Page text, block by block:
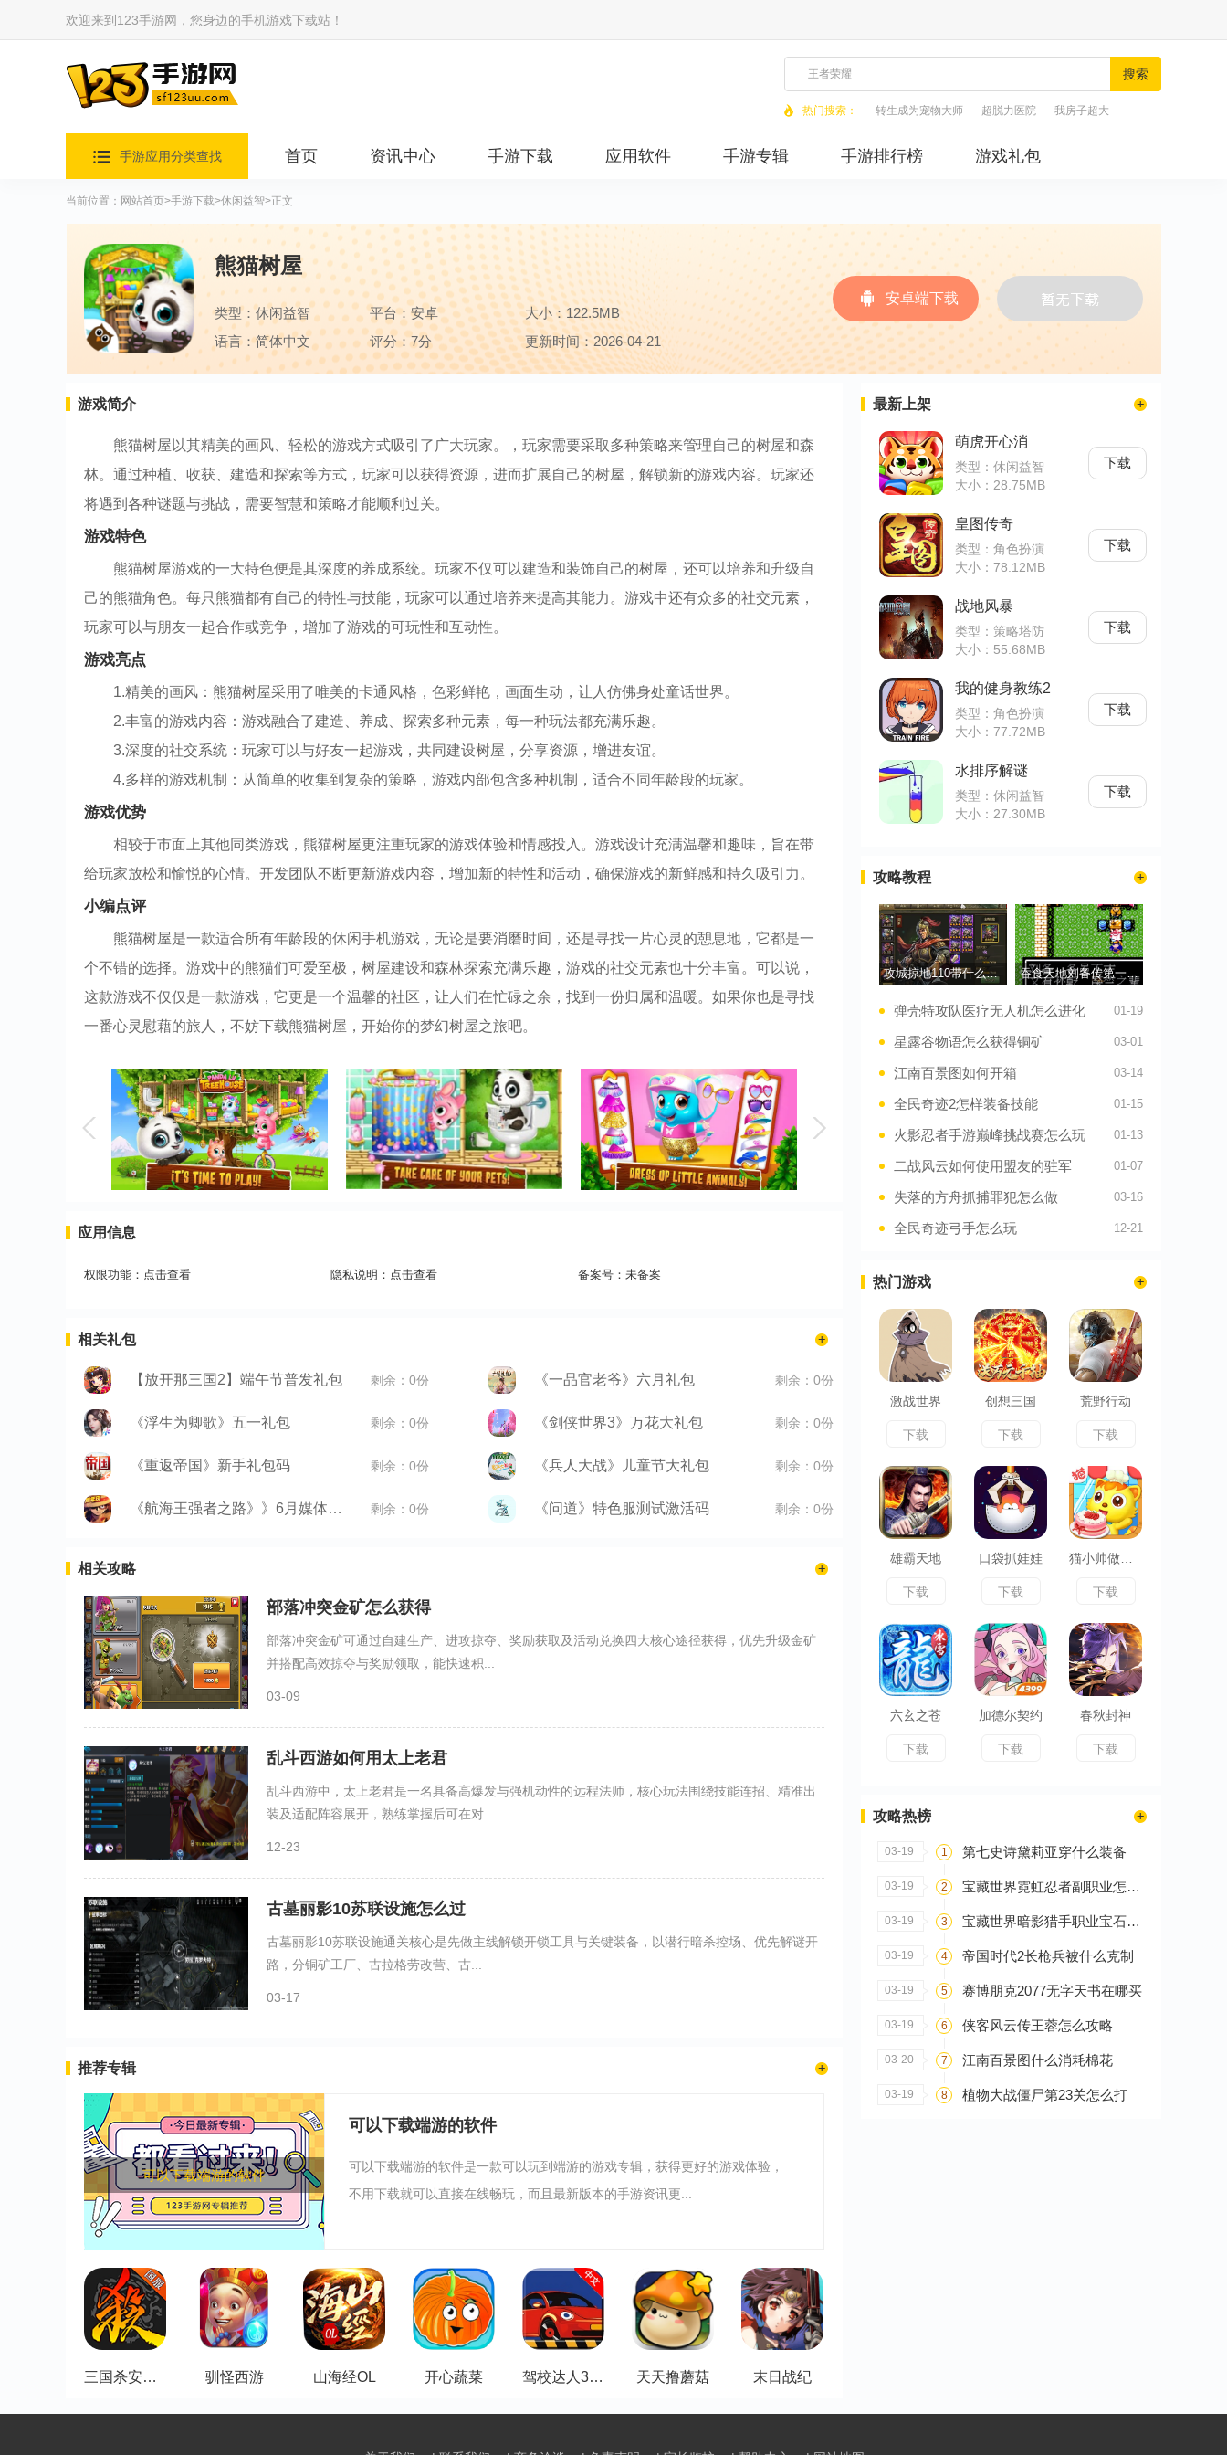
欢迎来到123手游网，您身边的手机游戏下载站！
搜索
热门搜索： 转生成为宠物大师 超脱力医院 我房子超大
手游应用分类查找 首页 资讯中心 手游下载 应用软件 手游专辑 手游排行榜 游戏礼包
当前位置： 网站首页>手游下载>休闲益智>正文
熊猫树屋
类型：休闲益智 平台：安卓
大小：122.5MB
语言：简体中文
评分：7分 更新时间：2026-04-21
安卓端下载
游戏简介
熊猫树屋以其精美的画风、轻松的游戏方式吸引了广大玩家。，玩家需要采取多种策略来管理自己的树屋和森
林。通过种植、收获、建造和探索等方式，玩家可以获得资源，进而扩展自己的树屋，解锁新的游戏内容。玩家还
将遇到各种谜题与挑战，需要智慧和策略才能顺利过关。
游戏特色
熊猫树屋游戏的一大特色便是其深度的养成系统。玩家不仅可以建造和装饰自己的树屋，还可以培养和升级自
己的熊猫角色。每只熊猫都有自己的特性与技能，玩家可以通过培养来提高其能力。游戏中还有众多的社交元素，
玩家可以与朋友一起合作或竞争，增加了游戏的可玩性和互动性。
游戏亮点
1.精美的画风：熊猫树屋采用了唯美的卡通风格，色彩鲜艳，画面生动，让人仿佛身处童话世界。
2.丰富的游戏内容：游戏融合了建造、养成、探索多种元素，每一种玩法都充满乐趣。
3.深度的社交系统：玩家可以与好友一起游戏，共同建设树屋，分享资源，增进友谊。
4.多样的游戏机制：从简单的收集到复杂的策略，游戏内部包含多种机制，适合不同年龄段的玩家。
游戏优势
相较于市面上其他同类游戏，熊猫树屋更注重玩家的游戏体验和情感投入。游戏设计充满温馨和趣味，旨在带
给玩家放松和愉悦的心情。开发团队不断更新游戏内容，增加新的特性和活动，确保游戏的新鲜感和持久吸引力。
小编点评
熊猫树屋是一款适合所有年龄段的休闲手机游戏，无论是要消磨时间，还是寻找一片心灵的憩息地，它都是一
个不错的选择。游戏中的熊猫们可爱至极，树屋建设和森林探索充满乐趣，游戏的社交元素也十分丰富。可以说，
这款游戏不仅仅是一款游戏，它更是一个温馨的社区，让人们在忙碌之余，找到一份归属和温暖。如果你也是寻找
一番心灵慰藉的旅人，不妨下载熊猫树屋，开始你的梦幻树屋之旅吧。
应用信息
权限功能： 点击查看 隐私说明： 点击查看 备案号： 未备案
相关礼包
【放开那三国2】端午节普发礼包 剩余：0份 《一品官老爷》六月礼包 剩余：0份
《浮生为卿歌》五一礼包 剩余：0份 《剑侠世界3》万花大礼包 剩余：0份
《重返帝国》新手礼包码 剩余：0份 《兵人大战》儿童节大礼包 剩余：0份
《航海王强者之路》》6月媒体礼包 剩余：0份 《问道》特色服测试激活码 剩余：0份
相关攻略
部落冲突金矿怎么获得
部落冲突金矿可通过自建生产、进攻掠夺、奖励获取及活动兑换四大核心途径获得，优先升级金矿
并搭配高效掠夺与奖励领取，能快速积...
03-09
乱斗西游如何用太上老君
乱斗西游中，太上老君是一名具备高爆发与强机动性的远程法师，核心玩法围绕技能连招、精准出
装及适配阵容展开，熟练掌握后可在对...
12-23
古墓丽影10苏联设施怎么过
古墓丽影10苏联设施通关核心是先做主线解锁开锁工具与关键装备，以潜行暗杀控场、优先解谜开
路，分铜矿工厂、古拉格劳改营、古...
03-17
推荐专辑
可以下载端游的软件
可以下载端游的软件
可以下载端游的软件是一款可以玩到端游的游戏专辑，获得更好的游戏体验，
不用下载就可以直接在线畅玩，而且最新版本的手游资讯更...
三国杀安卓版 驯怪西游 山海经OL 开心蔬菜 驾校达人3D中文版 天天撸蘑菇 末日战纪
最新上架
萌虎开心消
类型：休闲益智
大小：28.75MB
下载
皇图传奇
类型：角色扮演
大小：78.12MB
下载
战地风暴
类型：策略塔防
大小：55.68MB
下载
我的健身教练2
类型：角色扮演
大小：77.72MB
下载
水排序解谜
类型：休闲益智
大小：27.30MB
下载
攻略教程
攻城掠地110带什么武将 吞食天地刘备传第一章怎么过
弹壳特攻队医疗无人机怎么进化 01-19
星露谷物语怎么获得铜矿 03-01
江南百景图如何开箱 03-14
全民奇迹2怎样装备技能 01-15
火影忍者手游巅峰挑战赛怎么玩 01-13
二战风云如何使用盟友的驻军 01-07
失落的方舟抓捕罪犯怎么做 03-16
全民奇迹弓手怎么玩 12-21
热门游戏
激战世界
下载
创想三国
下载
荒野行动
下载
雄霸天地
下载
口袋抓娃娃
下载 下载
六玄之苍
下载
加德尔契约
下载
春秋封神
下载
攻略热榜
03-19 1 第七史诗黛莉亚穿什么装备
03-19 2 宝藏世界霓虹忍者副职业怎么选
03-19 3 宝藏世界暗影猎手职业宝石怎么搭配
03-19 4 帝国时代2长枪兵被什么克制
03-19 5 赛博朋克2077无字天书在哪买
03-19 6 侠客风云传王蓉怎么攻略
03-20 7 江南百景图什么消耗棉花
03-19 8 植物大战僵尸第23关怎么打